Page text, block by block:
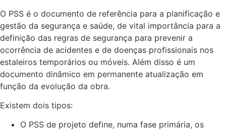
O PSS é o documento de referência para a planificação e
gestão da segurança e saúde, de vital importância para a
definição das regras de segurança para prevenir a
ocorrência de acidentes e de doenças profissionais nos
estaleiros temporários ou móveis. Além disso é um
documento dinâmico em permanente atualização em
função da evolução da obra.
Existem dois tipos:
O PSS de projeto define, numa fase primária, os